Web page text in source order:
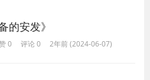
的安发》
0 评论 0 2年前 (2024-06-07)